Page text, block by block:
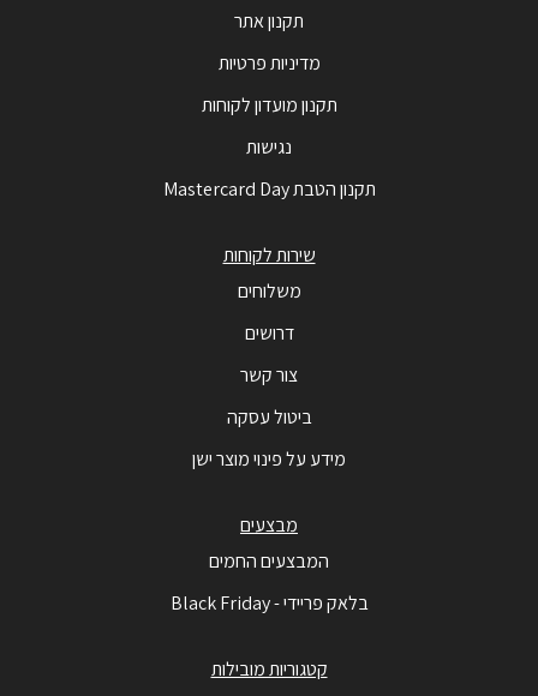
תקנון אתר
מדיניות פרטיות
תקנון מועדון לקוחות
נגישות
תקנון הטבת Mastercard Day
שירות לקוחות
משלוחים
דרושים
צור קשר
ביטול עסקה
מידע על פינוי מוצר ישן
מבצעים
המבצעים החמים
בלאק פריידי - Black Friday
קטגוריות מובילות